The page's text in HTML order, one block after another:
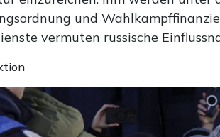
und
vermuten russische